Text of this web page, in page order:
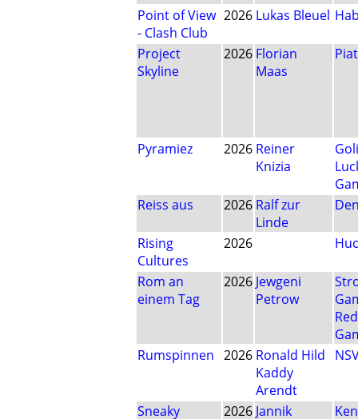
Point of View
- Clash Club
2026 Lukas Bleuel
Project
Skyline
2026 Florian
Maas
Pyramiez 2026 Reiner
Knizia
Reiss aus
2026 Ralf zur
Linde
Rising
Cultures
2026
Rom an
einem Tag
2026 Jewgeni
Petrow
Rumspinnen 2026 Ronald Hild
Kaddy
Arendt
Sneaky 2026 Jannik